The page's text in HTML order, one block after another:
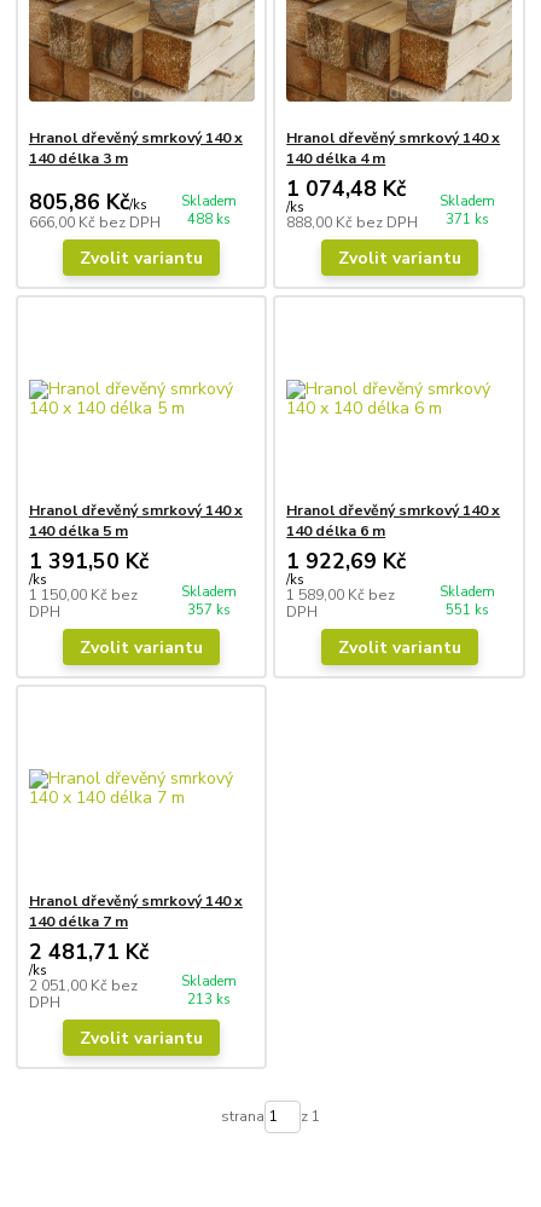
Hranol dřevěný smrkový 140 x
140 délka 3 m
805,86 Kč/ks
666,00 Kč bez DPH
Skladem
488 ks
Zvolit variantu
Hranol dřevěný smrkový 140 x
140 délka 4 m
1 074,48 Kč
/ks
888,00 Kč bez DPH
Skladem
371 ks
Zvolit variantu
Hranol dřevěný smrkový 140 x
140 délka 5 m
1 391,50 Kč
/ks
1 150,00 Kč bez
DPH
Skladem
357 ks
Zvolit variantu
Hranol dřevěný smrkový 140 x
140 délka 6 m
1 922,69 Kč
/ks
1 589,00 Kč bez
DPH
Skladem
551 ks
Zvolit variantu
Hranol dřevěný smrkový 140 x
140 délka 7 m
2 481,71 Kč
/ks
2 051,00 Kč bez
DPH
Skladem
213 ks
Zvolit variantu
strana z 1